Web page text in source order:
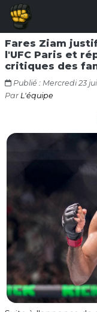
Fares Ziam
l'UFC Paris et
critiques des
Publié : Mercredi 23
Par L'équipe